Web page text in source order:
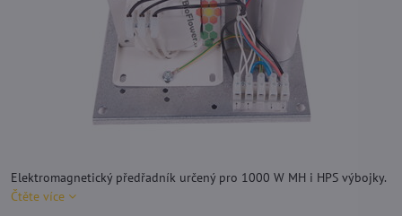
Elektromagnetický předřadník určený pro 1000 W MH i HPS výbojky.
Čtěte více